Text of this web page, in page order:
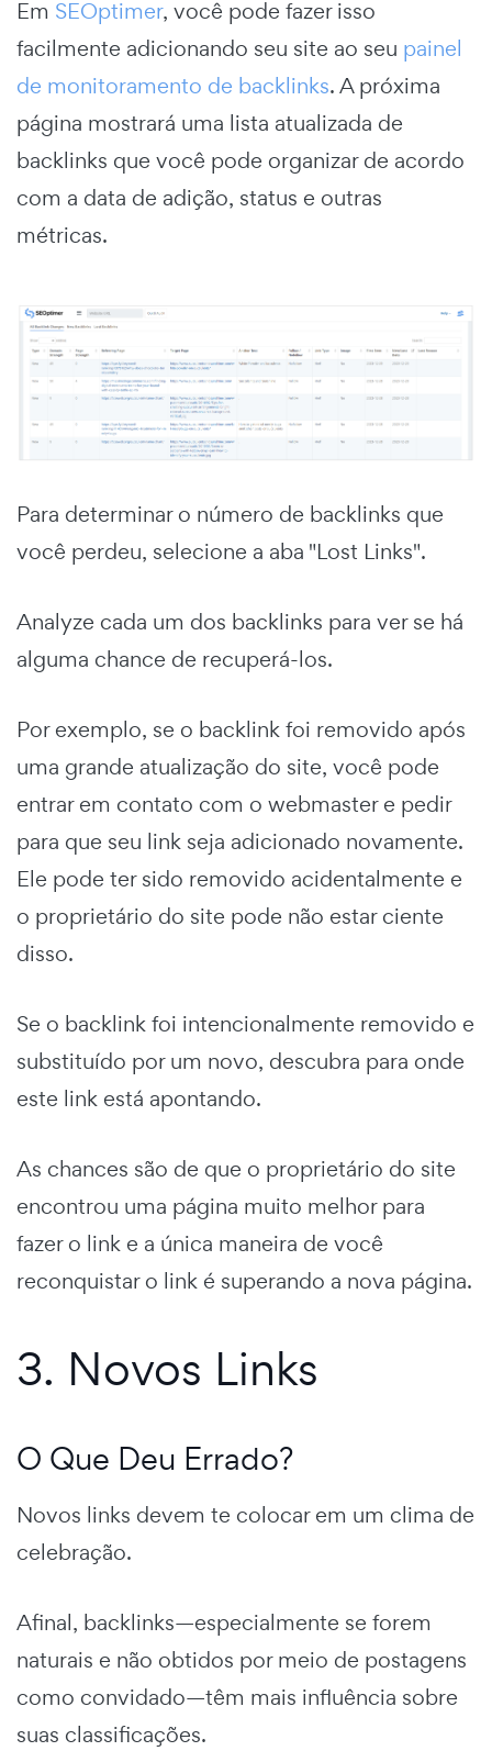
Em SEOptimer, você pode fazer isso
facilmente adicionando seu site ao seu painel
de monitoramento de backlinks. A próxima
página mostrará uma lista atualizada de
backlinks que você pode organizar de acordo
com a data de adição, status e outras
métricas.
Para determinar o número de backlinks que
você perdeu, selecione a aba "Lost Links".
Analyze cada um dos backlinks para ver se há
alguma chance de recuperá-los.
Por exemplo, se o backlink foi removido após
uma grande atualização do site, você pode
entrar em contato com o webmaster e pedir
para que seu link seja adicionado novamente.
Ele pode ter sido removido acidentalmente e
o proprietário do site pode não estar ciente
disso.
Se o backlink foi intencionalmente removido e
substituído por um novo, descubra para onde
este link está apontando.
As chances são de que o proprietário do site
encontrou uma página muito melhor para
fazer o link e a única maneira de você
reconquistar o link é superando a nova página.
3. Novos Links
O Que Deu Errado?
Novos links devem te colocar em um clima de
celebração.
Afinal, backlinks—especialmente se forem
naturais e não obtidos por meio de postagens
como convidado—têm mais influência sobre
suas classificações.